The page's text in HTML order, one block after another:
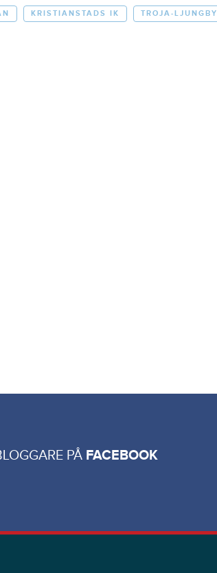
KRISTIANSTADS IK TROJA-LJUNGBY
PÅ FACEBOOK